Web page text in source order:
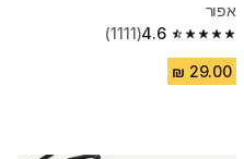
אפור
4.6
4.6 out of 5 stars from 1111 reviews
(1111)